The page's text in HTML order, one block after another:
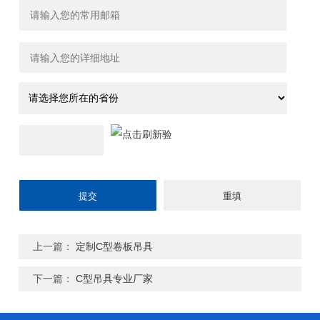
上一篇： 定制C型卷板吊具
下一篇：C型吊具专业厂家